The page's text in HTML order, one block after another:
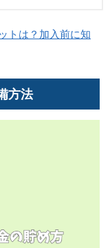
トは？加入前に知
方法